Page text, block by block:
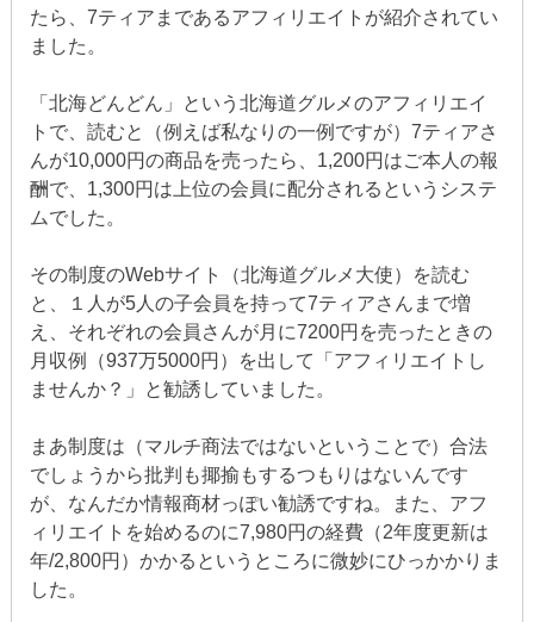
たら、7ティアまであるアフィリエイトが紹介されてい
ました。
「北海どんどん」という北海道グルメのアフィリエイ
トで、読むと（例えば私なりの一例ですが）7ティアさ
んが10,000円の商品を売ったら、1,200円はご本人の報
酬で、1,300円は上位の会員に配分されるというシステ
ムでした。
その制度のWebサイト（北海道グルメ大使）を読む
と、１人が5人の子会員を持って7ティアさんまで増
え、それぞれの会員さんが月に7200円を売ったときの
月収例（937万5000円）を出して「アフィリエイトし
ませんか？」と勧誘していました。
まあ制度は（マルチ商法ではないということで）合法
でしょうから批判も揶揄もするつもりはないんです
が、なんだか情報商材っぽい勧誘ですね。また、アフ
ィリエイトを始めるのに7,980円の経費（2年度更新は
年/2,800円）かかるというところに微妙にひっかかりま
した。